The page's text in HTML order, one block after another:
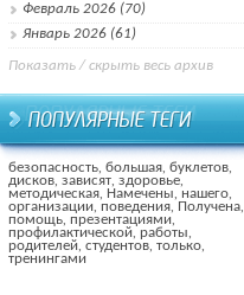
Февраль 2026 (70)
Январь 2026 (61)
Показать / скрыть весь архив
безопасность, большая, буклетов,
дисков, зависят, здоровье,
методическая, Намечены, нашего,
организации, поведения, Получена,
помощь, презентациями,
профилактической, работы,
родителей, студентов, только,
тренингами